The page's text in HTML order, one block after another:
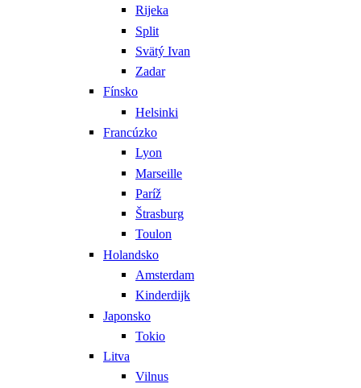
Rijeka
Split
Svätý Ivan
Zadar
Fínsko
Helsinki
Francúzko
Lyon
Marseille
Paríž
Štrasburg
Toulon
Holandsko
Amsterdam
Kinderdijk
Japonsko
Tokio
Litva
Vilnus